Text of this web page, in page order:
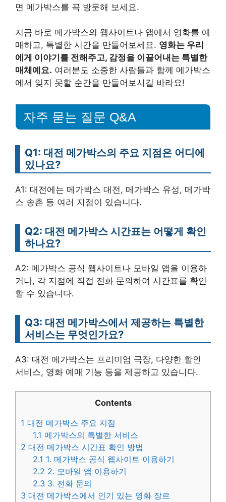
면 메가박스를 꼭 방문해 보세요.
지금 바로 메가박스의 웹사이트나 앱에서 영화를 예
매하고, 특별한 시간을 만들어보세요. 영화는 우리
에게 이야기를 전해주고, 감정을 이끌어내는 특별한
매체예요. 여러분도 소중한 사람들과 함께 메가박스
에서 잊지 못할 순간을 만들어보시길 바라요!
자주 묻는 질문 Q&A
Q1: 대전 메가박스의 주요 지점은 어디에
있나요?
A1: 대전에는 메가박스 대전, 메가박스 유성, 메가박
스 송촌 등 여러 지점이 있습니다.
Q2: 대전 메가박스 시간표는 어떻게 확인
하나요?
A2: 메가박스 공식 웹사이트나 모바일 앱을 이용하
거나, 각 지점에 직접 전화 문의하여 시간표를 확인
할 수 있습니다.
Q3: 대전 메가박스에서 제공하는 특별한
서비스는 무엇인가요?
A3: 대전 메가박스는 프리미엄 극장, 다양한 할인
서비스, 영화 예매 기능 등을 제공하고 있습니다.
Contents
1 대전 메가박스 주요 지점
1.1 메가박스의 특별한 서비스
2 대전 메가박스 시간표 확인 방법
2.1 1. 메가박스 공식 웹사이트 이용하기
2.2 2. 모바일 앱 이용하기
2.3 3. 전화 문의
3 대전 메가박스에서 인기 있는 영화 장르